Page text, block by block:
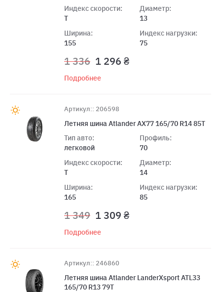
Индекс скорости:
T
Ширина:
155
Диаметр:
13
Индекс нагрузки:
75
1 336 1 296 ₴
Подробнее
Артикул:: 206598
Летняя шина Atlander AX77 165/70 R14 85T
Тип авто:
легковой
Индекс скорости:
T
Ширина:
165
Профиль:
70
Диаметр:
14
Индекс нагрузки:
85
1 349 1 309 ₴
Подробнее
Артикул:: 246860
Летняя шина Atlander LanderXsport ATL33
165/70 R13 79T